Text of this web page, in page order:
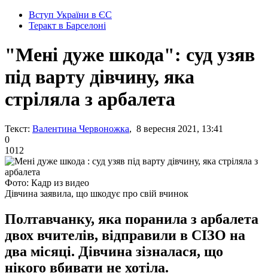
Вступ України в ЄС
Теракт в Барселоні
"Мені дуже шкода": суд узяв
під варту дівчину, яка
стріляла з арбалета
Текст: Валентина Червоножка, 8 вересня 2021, 13:41
0
1012
Фото: Кадр из видео
Дівчина заявила, що шкодує про свій вчинок
Полтавчанку, яка поранила з арбалета
двох вчителів, відправили в СІЗО на
два місяці. Дівчина зізналася, що
нікого вбивати не хотіла.